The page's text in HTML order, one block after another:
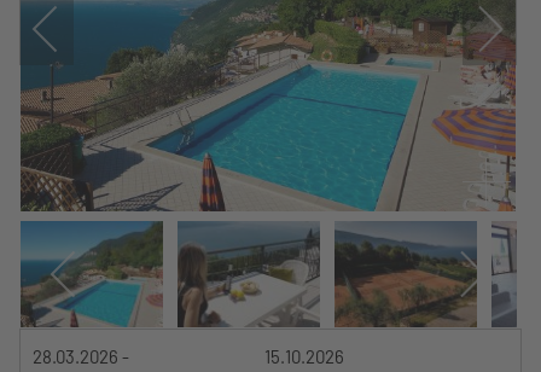
28.03.2026 -
15.10.2026